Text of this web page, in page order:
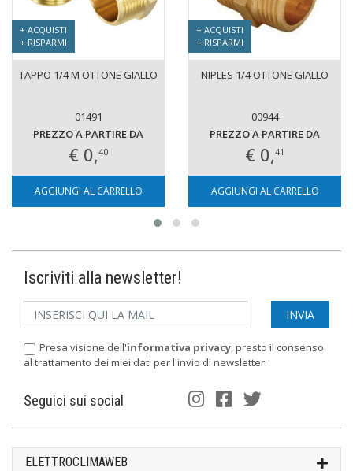
+ ACQUISTI
+ RISPARMI
TAPPO 1/4 M OTTONE GIALLO
01491
PREZZO A PARTIRE DA
€ 0,40
AGGIUNGI AL CARRELLO
+ ACQUISTI
+ RISPARMI
NIPLES 1/4 OTTONE GIALLO
00944
PREZZO A PARTIRE DA
€ 0,41
AGGIUNGI AL CARRELLO
Iscriviti alla newsletter!
Presa visione dell'informativa privacy, presto il consenso
al trattamento dei miei dati per l'invio di newsletter.
Seguici sui social
ELETTROCLIMAWEB